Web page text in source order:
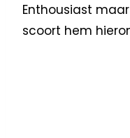
Enthousiast
scoort hem